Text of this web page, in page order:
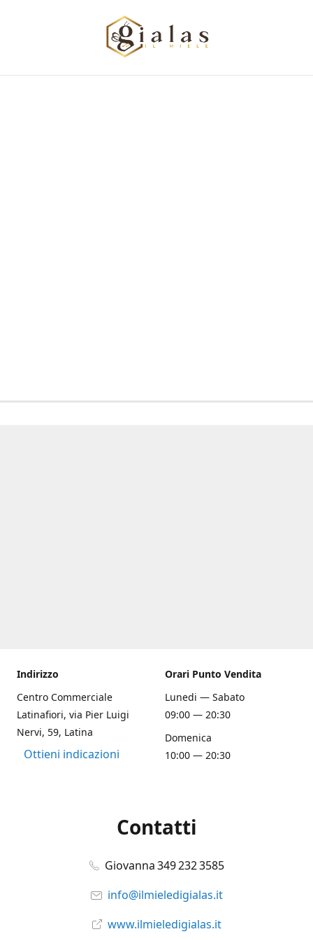
Indirizzo
Centro Commerciale
Latinafiori, via Pier Luigi
Nervi, 59, Latina
Ottieni indicazioni
Orari Punto Vendita
Lunedi — Sabato
09:00 — 20:30
Domenica
10:00 — 20:30
Contatti
Giovanna 349 232 3585
info@ilmieledigialas.it
www.ilmieledigialas.it